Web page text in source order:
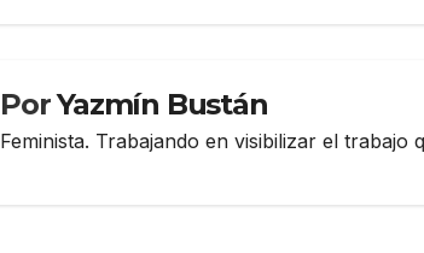
PorYazmín Bustán
Feminista. Trabajando en visibilizar el trabajo